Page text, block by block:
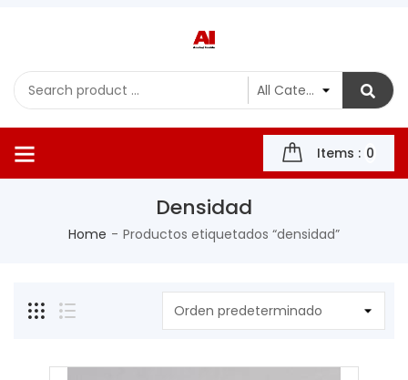
Items : 0
Densidad
Home Productos etiquetados “densidad”